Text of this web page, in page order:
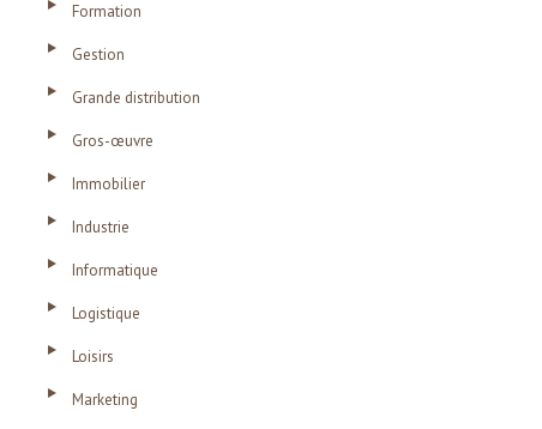
Formation
Gestion
Grande distribution
Gros-œuvre
Immobilier
Industrie
Informatique
Logistique
Loisirs
Marketing